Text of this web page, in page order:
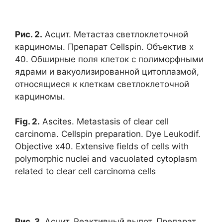
Рис. 2. Асцит. Метастаз светлоклеточной
карциномы. Препарат Cellspin. Объектив х
40. Обширные поля клеток с полиморфными
ядрами и вакуолизированной цитоплазмой,
относящиеся к клеткам светлоклеточной
карциномы.
Fig. 2. Ascites. Metastasis of clear cell
carcinoma. Cellspin preparation. Dye Leukodif.
Objective x40. Extensive fields of cells with
polymorphic nuclei and vacuolated cytoplasm
related to clear cell carcinoma cells